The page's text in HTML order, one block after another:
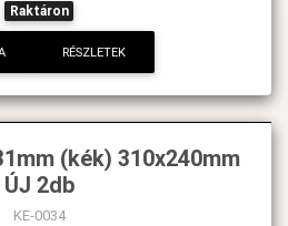
Raktáron
RÉSZLETEK
(kék) 310x240mm
ÚJ 2db
KE-0034